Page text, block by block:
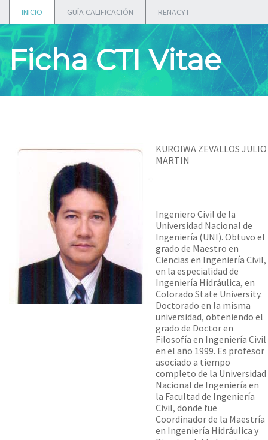
INICIO GUÍA CALIFICACIÓN RENACYT
Ficha CTI Vitae
KUROIWA ZEVALLOS JULIO
MARTIN
Ingeniero Civil de la
Universidad Nacional de
Ingeniería (UNI). Obtuvo el
grado de Maestro en
Ciencias en Ingeniería Civil,
en la especialidad de
Ingeniería Hidráulica, en
Colorado State University.
Doctorado en la misma
universidad, obteniendo el
grado de Doctor en
Filosofía en Ingeniería Civil
en el año 1999. Es profesor
asociado a tiempo
completo de la Universidad
Nacional de Ingeniería en
la Facultad de Ingeniería
Civil, donde fue
Coordinador de la Maestría
en Ingeniería Hidráulica y